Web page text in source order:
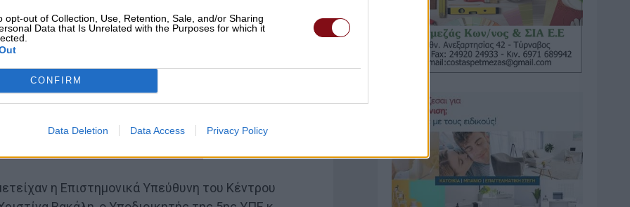
opt-out of Collection, Use, Retention, Sale, and/or Sharing
Data that Is Unrelated with the Purposes for which it
CONFIRM
Data Deletion Data Access Privacy Policy
η Επιστημονικά Υπεύθυνη του Κέντρου